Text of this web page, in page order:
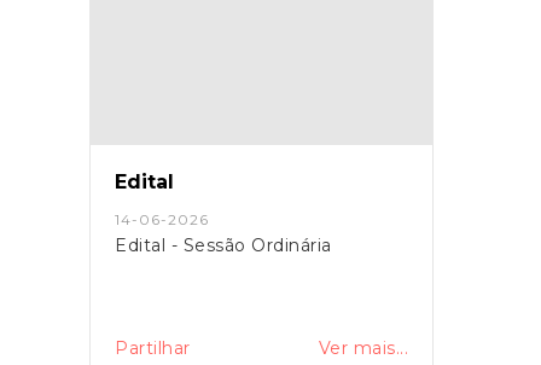
Edital
14-06-2026
Edital - Sessão Ordinária
Partilhar Ver mais...